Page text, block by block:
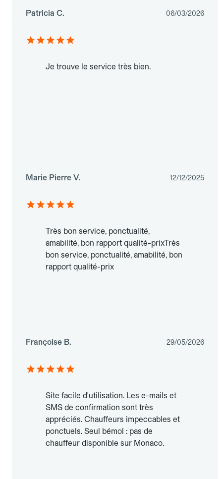
Patricia C. 06/03/2026
Je trouve le service très bien.
Marie Pierre V. 12/12/2025
Très bon service, ponctualité,
amabilité, bon rapport qualité-prixTrès
bon service, ponctualité, amabilité, bon
rapport qualité-prix
Françoise B. 29/05/2026
Site facile d'utilisation. Les e-mails et
SMS de confirmation sont très
appréciés. Chauffeurs impeccables et
ponctuels. Seul bémol : pas de
chauffeur disponible sur Monaco.